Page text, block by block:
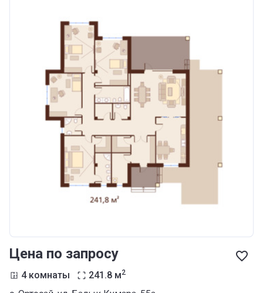
Цена по запросу
4 комнаты 241.8 м2